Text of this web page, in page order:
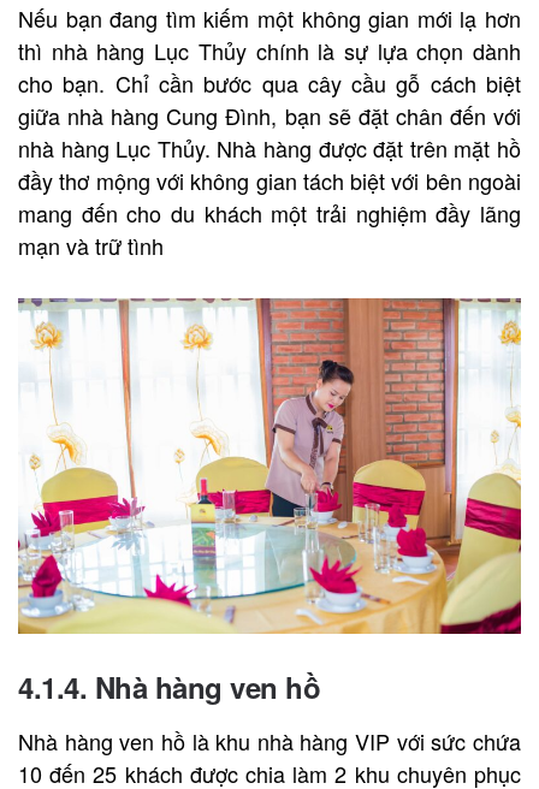
Nếu bạn đang tìm kiếm một không gian mới lạ hơn
thì nhà hàng Lục Thủy chính là sự lựa chọn dành
cho bạn. Chỉ cần bước qua cây cầu gỗ cách biệt
giữa nhà hàng Cung Đình, bạn sẽ đặt chân đến với
nhà hàng Lục Thủy. Nhà hàng được đặt trên mặt hồ
đầy thơ mộng với không gian tách biệt với bên ngoài
mang đến cho du khách một trải nghiệm đầy lãng
mạn và trữ tình
4.1.4. Nhà hàng ven hồ
Nhà hàng ven hồ là khu nhà hàng VIP với sức chứa
10 đến 25 khách được chia làm 2 khu chuyên phục